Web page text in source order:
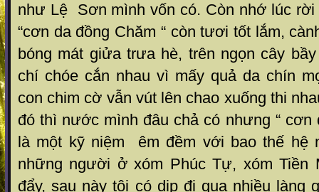
như Lệ Sơn mình vốn có. Còn nhớ lúc rời
“cơn da đồng Chăm “ còn tươi tốt lắm,
bóng mát giửa trưa hè, trên ngọn cây
chí chóe cắn nhau vì mấy quả da chín
con chim cờ vẫn vút lên chao xuống thi
đó thì nước mình đâu chả có nhưng “ cơn
là một kỹ niệm êm đềm với bao thế hệ
những người ở xóm Phúc Tự, xóm Tiền
đẩy, sau này tôi có dịp đi qua nhiều làng